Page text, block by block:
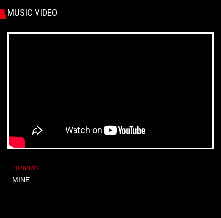
MUSIC VIDEO
2026/1/27
MINE